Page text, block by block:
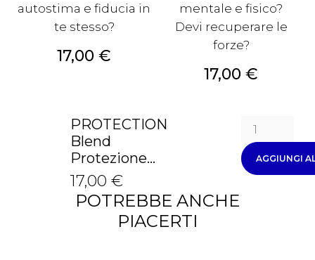
autostima e fiducia in
te stesso?
Prezzo
17,00 €
mentale e fisico?
Devi recuperare le
forze?
Prezzo
17,00 €
PROTECTION
Blend
Protezione...
17,00 €
AGGIUNGI
POTREBBE ANCHE
PIACERTI